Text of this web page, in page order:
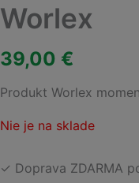
Worlex
39,00 €
Produkt Worlex
Nie je na sklade
✓ Doprava ZDARMA